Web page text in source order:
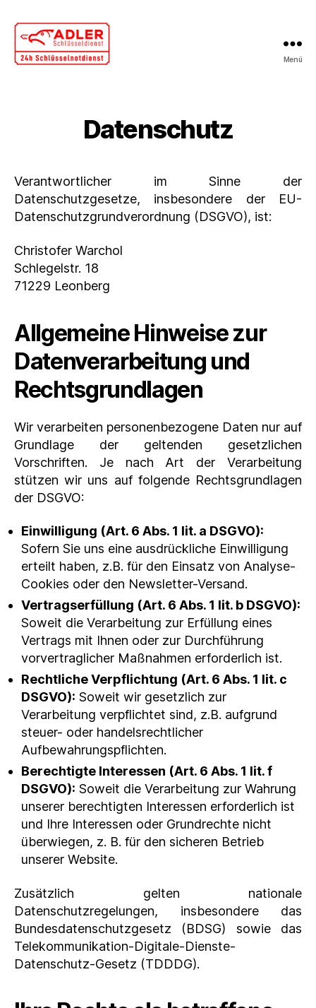
Menü
Datenschutz
Verantwortlicher im Sinne der
Datenschutzgesetze, insbesondere der EU-
Datenschutzgrundverordnung (DSGVO), ist:
Christofer Warchol
Schlegelstr. 18
71229 Leonberg
Allgemeine Hinweise zur
Datenverarbeitung und
Rechtsgrundlagen
Wir verarbeiten personenbezogene Daten nur auf
Grundlage der geltenden gesetzlichen
Vorschriften. Je nach Art der Verarbeitung
stützen wir uns auf folgende Rechtsgrundlagen
der DSGVO:
Einwilligung (Art. 6 Abs. 1 lit. a DSGVO):
Sofern Sie uns eine ausdrückliche Einwilligung
erteilt haben, z.B. für den Einsatz von Analyse-
Cookies oder den Newsletter-Versand.
Vertragserfüllung (Art. 6 Abs. 1 lit. b DSGVO):
Soweit die Verarbeitung zur Erfüllung eines
Vertrags mit Ihnen oder zur Durchführung
vorvertraglicher Maßnahmen erforderlich ist.
Rechtliche Verpflichtung (Art. 6 Abs. 1 lit. c
DSGVO): Soweit wir gesetzlich zur
Verarbeitung verpflichtet sind, z.B. aufgrund
steuer- oder handelsrechtlicher
Aufbewahrungspflichten.
Berechtigte Interessen (Art. 6 Abs. 1 lit. f
DSGVO): Soweit die Verarbeitung zur Wahrung
unserer berechtigten Interessen erforderlich ist
und Ihre Interessen oder Grundrechte nicht
überwiegen, z. B. für den sicheren Betrieb
unserer Website.
Zusätzlich gelten nationale
Datenschutzregelungen, insbesondere das
Bundesdatenschutzgesetz (BDSG) sowie das
Telekommunikation-Digitale-Dienste-
Datenschutz-Gesetz (TDDDG).